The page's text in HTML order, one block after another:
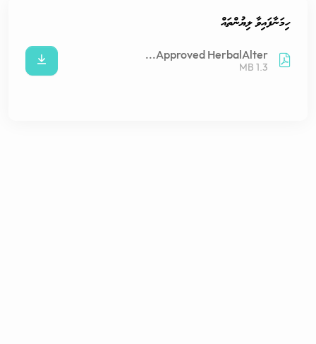
ހިމަނާފައިވާ ލިޔުންތައް
Approved HerbalAlter...
1.3 MB